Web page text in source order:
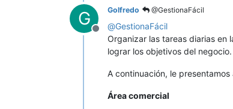
G
Desconectado
Golfredo @GestionaFácil
@GestionaFácil
Organizar las tareas diarias en
lograr los objetivos del negocio.
A continuación, le
Área comercial